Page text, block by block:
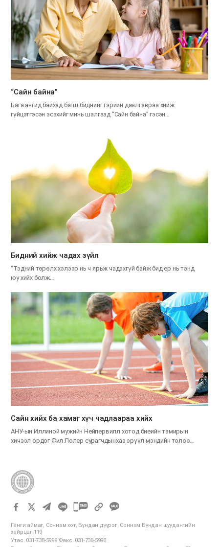
“Сайн байна”
Бага ангид байхад багш биднийг гэрийн даалгавраа хийж
гүйцэтгэсэн эсэхийг минь шалгаад “Сайн байна” гэсэн…
​Бидний хийж чадах зүйл
“Тэдний төрөлх хэлээр нь ч ярьж чадахгүй байж бид ер нь тэнд
юу хийх болж…
Сайн хийх ба хамаг хүч чадлаараа хийх
АНУ-ын Иллиной мужийн Нейпервилл хотод биеийн тамирын
хичээл ордог Фил Лолер сурагчдынхаа эрүүл мэндийн төлөө…
카
오
Гёнги аймаг, Соннам хот, Бүндан дүүрэг, Соннам Бүндан шуудангийн
хайрцаг-119
Утас. 031-738-5999 Факс. 031-738-5998